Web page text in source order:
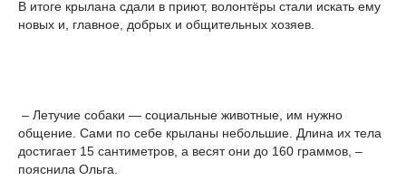
В итоге крылана сдали в приют, волонтёры стали искать ему
новых и, главное, добрых и общительных хозяев.
– Летучие собаки — социальные животные, им нужно
общение. Сами по себе крыланы небольшие. Длина их тела
достигает 15 сантиметров, а весят они до 160 граммов, –
пояснила Ольга.